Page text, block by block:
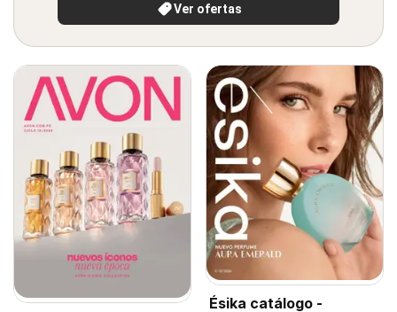
Ver ofertas
Ésika catálogo -